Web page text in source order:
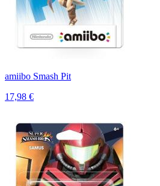
amiibo Smash Pit
17,98 €